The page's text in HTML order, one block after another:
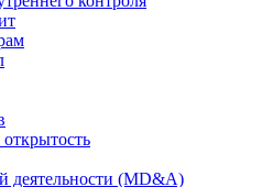
деятельности (MD&A)